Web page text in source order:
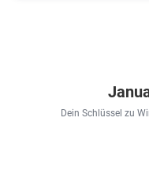
Dein Schlüssel zu